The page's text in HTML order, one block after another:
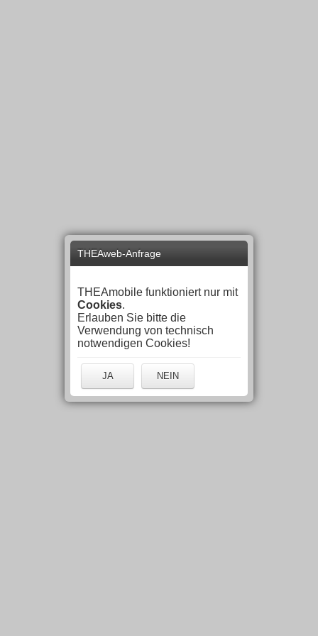
THEAweb-Anfrage
THEAmobile funktioniert nur mit
Cookies.
Erlauben Sie bitte die
Verwendung von technisch
notwendigen Cookies!
JA NEIN